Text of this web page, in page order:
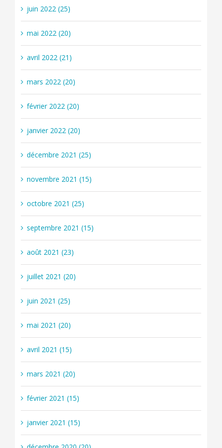
juin 2022 (25)
mai 2022 (20)
avril 2022 (21)
mars 2022 (20)
février 2022 (20)
janvier 2022 (20)
décembre 2021 (25)
novembre 2021 (15)
octobre 2021 (25)
septembre 2021 (15)
août 2021 (23)
juillet 2021 (20)
juin 2021 (25)
mai 2021 (20)
avril 2021 (15)
mars 2021 (20)
février 2021 (15)
janvier 2021 (15)